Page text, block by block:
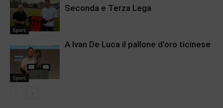
Sport
Seconda e Terza Lega
Sport
A Ivan De Luca il pallone d’oro ticinese